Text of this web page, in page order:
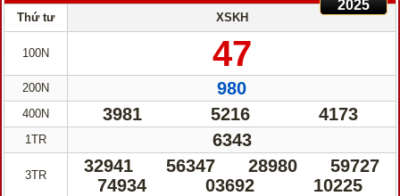
2025
Thứ tư XSKH
100N 47
200N 980
400N 3981 5216 4173
1TR 6343
3TR 32941 56347 28980
59727
74934
03692 10225